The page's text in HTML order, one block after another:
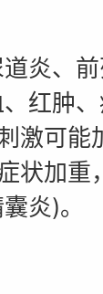
、前
红肿
激可能
状加重
炎)。